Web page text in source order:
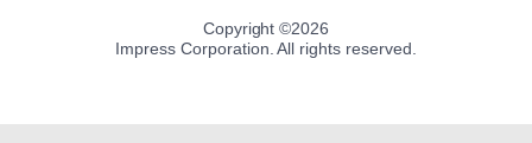
Copyright ©2026
Impress Corporation. All rights reserved.